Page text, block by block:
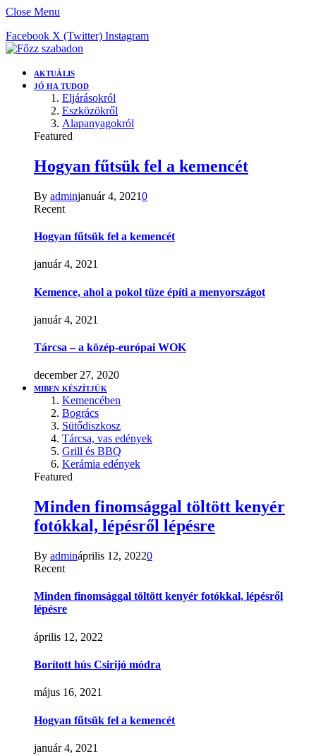
Close Menu
Facebook X (Twitter) Instagram
AKTUÁLIS
JÓ HA TUDOD
Eljárásokról
Eszközökről
Alapanyagokról
Featured
Hogyan fűtsük fel a kemencét
By adminjanuár 4, 20210
Recent
Hogyan fűtsük fel a kemencét
január 4, 2021
Kemence, ahol a pokol tüze építi a menyországot
január 4, 2021
Tárcsa – a közép-európai WOK
december 27, 2020
MIBEN KÉSZÍTJÜK
Kemencében
Bogrács
Sütődiszkosz
Tárcsa, vas edények
Grill és BBQ
Kerámia edények
Featured
Minden finomsággal töltött kenyér
fotókkal, lépésről lépésre
By admináprilis 12, 20220
Recent
Minden finomsággal töltött kenyér fotókkal, lépésről
lépésre
április 12, 2022
Borított hús Csirijó módra
május 16, 2021
Hogyan fűtsük fel a kemencét
január 4, 2021